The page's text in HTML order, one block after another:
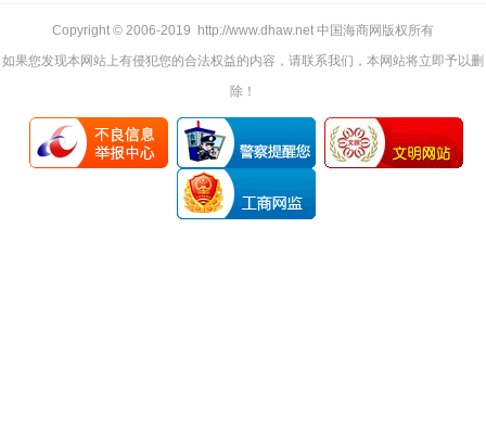
Copyright © 2006-2019 http://www.dhaw.net 中国海商网版权所有
如果您发现本网站上有侵犯您的合法权益的内容，请联系我们，本网站将立即予以删
除！